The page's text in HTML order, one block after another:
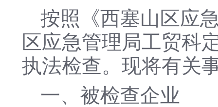
按照《西塞山区应
区应急管理局工贸科
执法检查。现将有关
一、被检查企业